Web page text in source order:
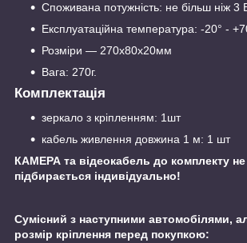
Споживана потужність: не більш ніж 3
Експлуатаційна температура: -20° -
Розміри — 270х80х20мм
Вага: 270г.
Комплектація
зеркало з кріпленням: 1шт
кабель живлення довжина 1 м: 1 шт
КАМЕРА та відеокабель до комплекту не
підбирається індивідуально!
Сумісний з наступними автомобілями,
розмір кріплення перед покупкою: